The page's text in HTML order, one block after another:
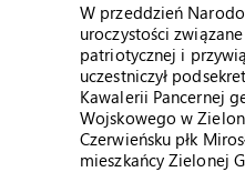
W przeddzień
uroczystości
patriotycznej i
uczestniczył
Kawalerii Pancernej
Wojskowego w
Czerwieńsku płk
mieszkańcy Zielonej